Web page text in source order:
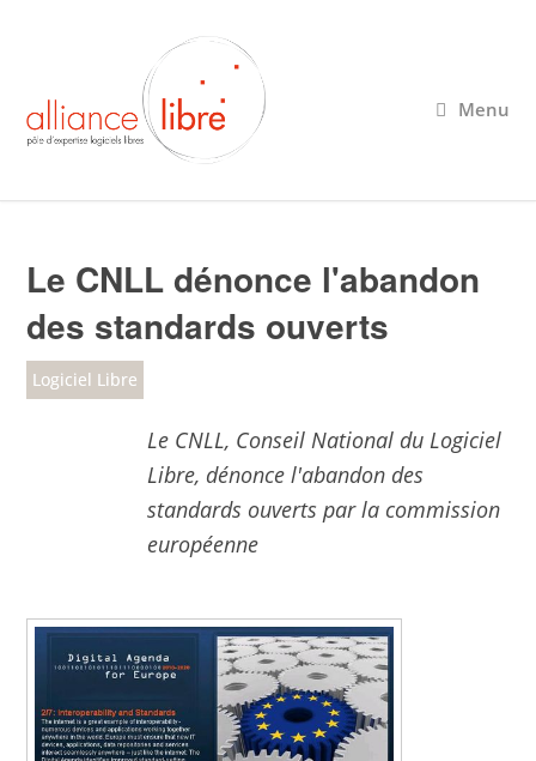
Menu
Le CNLL dénonce l'abandon
des standards ouverts
Logiciel Libre
Le CNLL, Conseil National du Logiciel
Libre, dénonce l'abandon des
standards ouverts par la commission
européenne